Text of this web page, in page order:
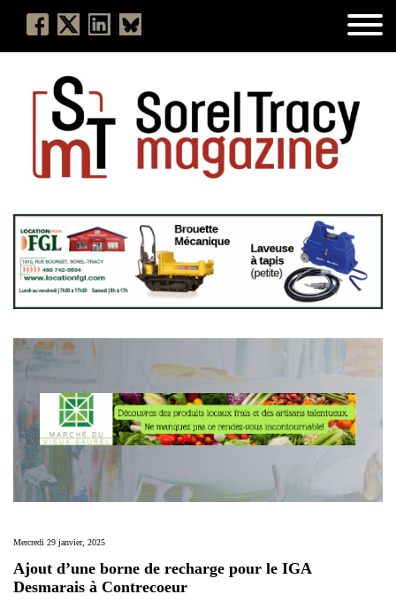
Mercredi 29 janvier, 2025
Ajout d’une borne de recharge pour le IGA
Desmarais à Contrecoeur